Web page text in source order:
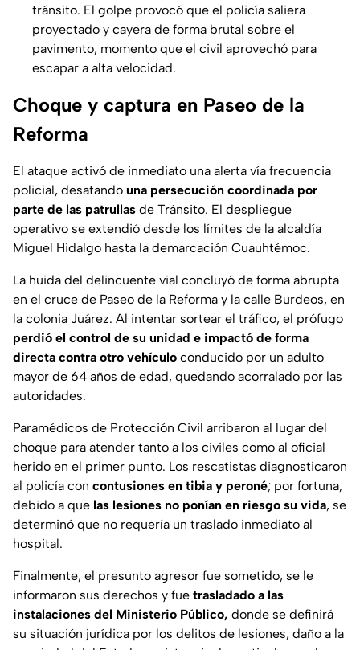
tránsito. El golpe provocó que el policía saliera
proyectado y cayera de forma brutal sobre el
pavimento, momento que el civil aprovechó para
escapar a alta velocidad.
Choque y captura en Paseo de la
Reforma
El ataque activó de inmediato una alerta vía frecuencia
policial, desatando una persecución coordinada por
parte de las patrullas de Tránsito. El despliegue
operativo se extendió desde los límites de la alcaldía
Miguel Hidalgo hasta la demarcación Cuauhtémoc.
La huida del delincuente vial concluyó de forma abrupta
en el cruce de Paseo de la Reforma y la calle Burdeos, en
la colonia Juárez. Al intentar sortear el tráfico, el prófugo
perdió el control de su unidad e impactó de forma
directa contra otro vehículo conducido por un adulto
mayor de 64 años de edad, quedando acorralado por las
autoridades.
Paramédicos de Protección Civil arribaron al lugar del
choque para atender tanto a los civiles como al oficial
herido en el primer punto. Los rescatistas diagnosticaron
al policía con contusiones en tibia y peroné; por fortuna,
debido a que las lesiones no ponían en riesgo su vida, se
determinó que no requería un traslado inmediato al
hospital.
Finalmente, el presunto agresor fue sometido, se le
informaron sus derechos y fue trasladado a las
instalaciones del Ministerio Público, donde se definirá
su situación jurídica por los delitos de lesiones, daño a la